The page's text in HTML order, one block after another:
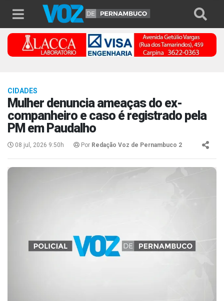
CIDADES
Mulher denuncia ameaças do ex-
companheiro e caso é registrado pela
PM em Paudalho
08 jul, 2026 9:50h Por Redação Voz de Pernambuco 2